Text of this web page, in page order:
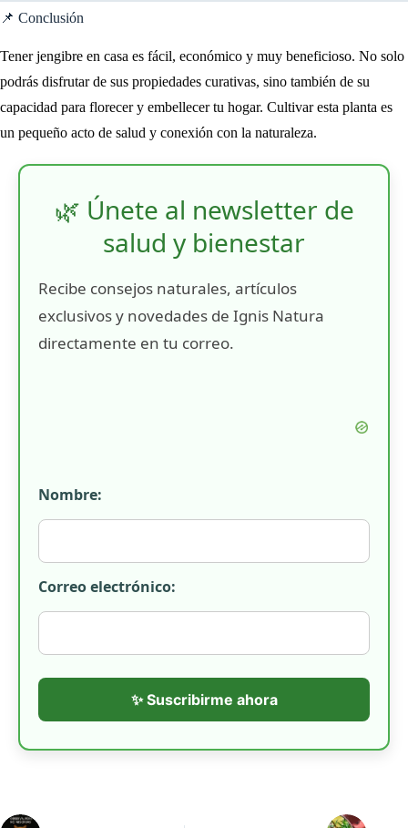
📌 Conclusión
Tener jengibre en casa es fácil, económico y muy beneficioso. No solo
podrás disfrutar de sus propiedades curativas, sino también de su
capacidad para florecer y embellecer tu hogar. Cultivar esta planta es
un pequeño acto de salud y conexión con la naturaleza.
🌿 Únete al newsletter de
salud y bienestar
Recibe consejos naturales, artículos
exclusivos y novedades de Ignis Natura
directamente en tu correo.
Nombre:
Correo electrónico:
✨ Suscribirme ahora